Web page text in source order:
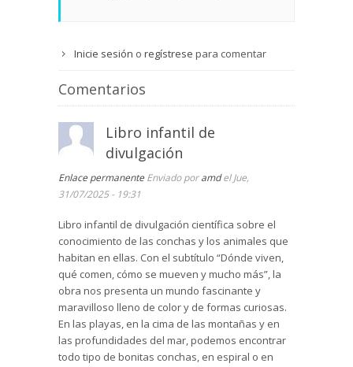
Inicie sesión o regístrese para comentar
Comentarios
Libro infantil de
divulgación
Enlace permanente Enviado poramdel Jue,
31/07/2025 - 19:31
Libro infantil de divulgación científica sobre el
conocimiento de las conchas y los animales que
habitan en ellas. Con el subtítulo “Dónde viven,
qué comen, cómo se mueven y mucho más”, la
obra nos presenta un mundo fascinante y
maravilloso lleno de color y de formas curiosas.
En las playas, en la cima de las montañas y en
las profundidades del mar, podemos encontrar
todo tipo de bonitas conchas, en espiral o en